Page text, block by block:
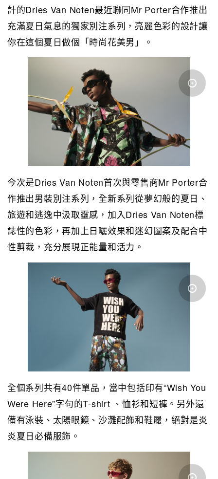
計的Dries Van Noten最近聯同Mr Porter合作推出
充滿夏日氣息的獨家別注系列，亮麗色彩的設計讓
你在這個夏日做個「時尚花美男」。
今次是Dries Van Noten首次與零售商Mr Porter合
作推出男裝別注系列，全新系列從夢幻般的夏日、
旅遊和逃逸中汲取靈感，加入Dries Van Noten標
誌性的色彩，再加上日曬效果和迷幻圖案及配合中
性剪裁，充分展現正能量和活力 。
全個系列共有40件單品， 當中包括印有“Wish You
Were Here”字句的T-shirt 、恤衫和短褲。另外還
備有泳裝、太陽眼鏡、沙灘配飾和鞋履，絕對是炎
炎夏日必備服飾。